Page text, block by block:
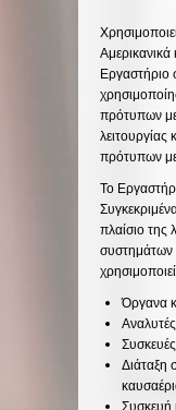
Εργαστήριο
πρότυπων
πρότυπων
Το
πλαίσιο
συστημάτων
Όργανα
Αναλυτές
Διάταξη
Συσκευή